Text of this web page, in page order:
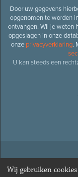
Door uw gegevens
opgenomen te worden
ontvangen. Wil je weten
opgeslagen in onze
onze privacyverklaring.
U kan steeds een
© 2026Oud-
Wij gebruiken